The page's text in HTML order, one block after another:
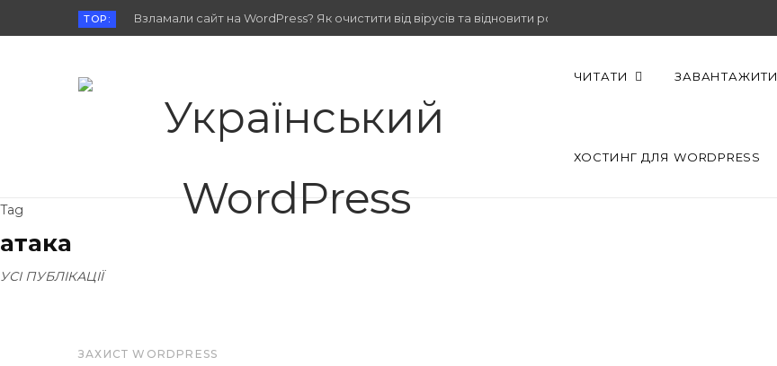
TOP: Взламали сайт на WordPress? Як очистити від вірусів та відновити роботу.
ЧИТАТИ ЗАВАНТАЖИТИ
ХОСТИНГ ДЛЯ WORDPRESS
Tag
атака
УСІ ПУБЛІКАЦІЇ
ЗАХИСТ WORDPRESS